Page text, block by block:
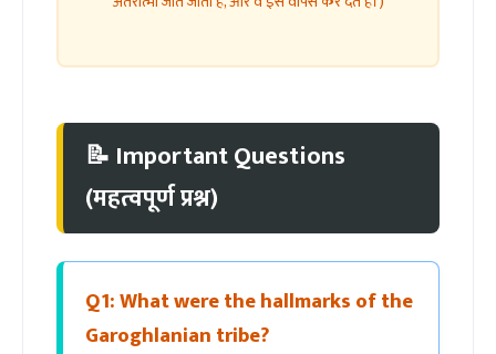
📝 Important Questions
(महत्वपूर्ण प्रश्न)
Q1: What were the hallmarks of the
Garoghlanian tribe?